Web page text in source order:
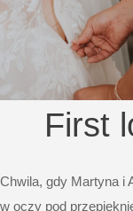
First
Chwila, gdy Martyna i
w oczy pod